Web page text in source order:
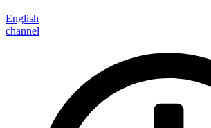
English
channel